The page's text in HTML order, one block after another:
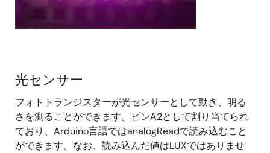
光センサー
フォトトランジスターが光センサーとして動き、明る
さを測ることができます。ピンA2として割り当てられ
ており、Arduino言語ではanalogReadで読み込むこと
ができます。なお、読み込んだ値はLUXではありませ